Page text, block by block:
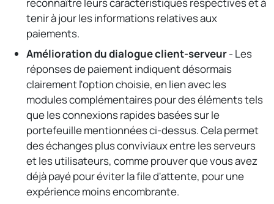
reconnaître leurs caractéristiques respectives et à
tenir à jour les informations relatives aux
paiements.
Amélioration du dialogue client-serveur- Les
réponses de paiement indiquent désormais
clairement l'option choisie, en lien avec les
modules complémentaires pour des éléments tels
que les connexions rapides basées sur le
portefeuille mentionnées ci-dessus. Cela permet
des échanges plus conviviaux entre les serveurs
et les utilisateurs, comme prouver que vous avez
déjà payé pour éviter la file d'attente, pour une
expérience moins encombrante.